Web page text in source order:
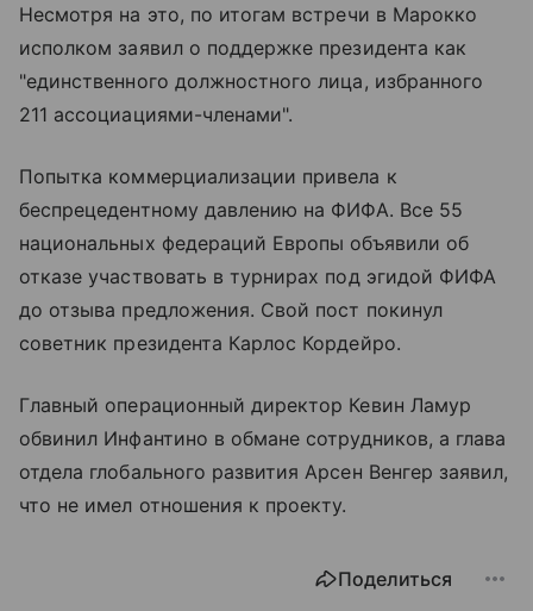
Несмотря на это, по итогам встречи в Марокко
исполком заявил о поддержке президента как
"единственного должностного лица, избранного
211 ассоциациями-членами".
Попытка коммерциализации привела к
беспрецедентному давлению на ФИФА. Все 55
национальных федераций Европы объявили об
отказе участвовать в турнирах под эгидой ФИФА
до отзыва предложения. Свой пост покинул
советник президента Карлос Кордейро.
Главный операционный директор Кевин Ламур
обвинил Инфантино в обмане сотрудников, а глава
отдела глобального развития Арсен Венгер заявил,
что не имел отношения к проекту.
Поделиться